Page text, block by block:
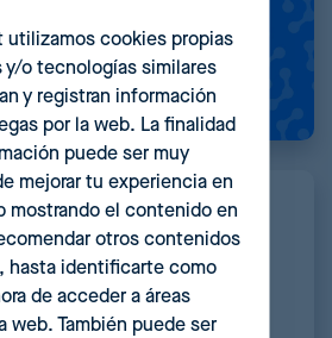
AI-Powered Pricing: La
en retail
utilizamos cookies propias
y/o tecnologías similares
y registran información
por la web. La finalidad
puede ser muy
mejorar tu experiencia en
mostrando el contenido en
otros contenidos
hasta identificarte como
de acceder a áreas
web. También puede ser